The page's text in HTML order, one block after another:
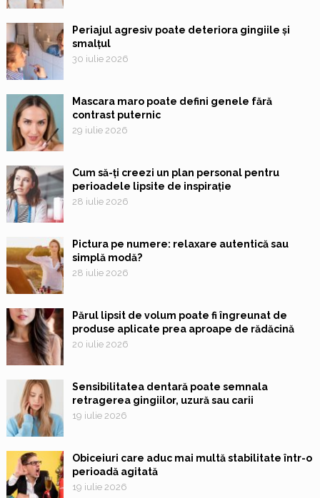
Periajul agresiv poate deteriora gingiile și
smalțul
30 iulie 2026
Mascara maro poate defini genele fără
contrast puternic
29 iulie 2026
Cum să-ți creezi un plan personal pentru
perioadele lipsite de inspirație
28 iulie 2026
Pictura pe numere: relaxare autentică sau
simplă modă?
28 iulie 2026
Părul lipsit de volum poate fi îngreunat de
produse aplicate prea aproape de rădăcină
20 iulie 2026
Sensibilitatea dentară poate semnala
retragerea gingiilor, uzură sau carii
19 iulie 2026
Obiceiuri care aduc mai multă stabilitate într-o
perioadă agitată
19 iulie 2026